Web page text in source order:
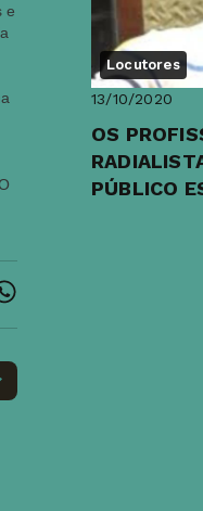
e
Locutores
13/10/2020
OS
PÚBLICO